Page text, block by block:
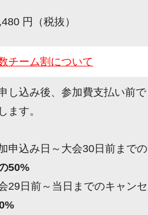
円（税抜）
チーム割について
し込み後、参加費支払い前
ます。
申込み日～大会30日前まで
50%
29日前～当日までのキャン